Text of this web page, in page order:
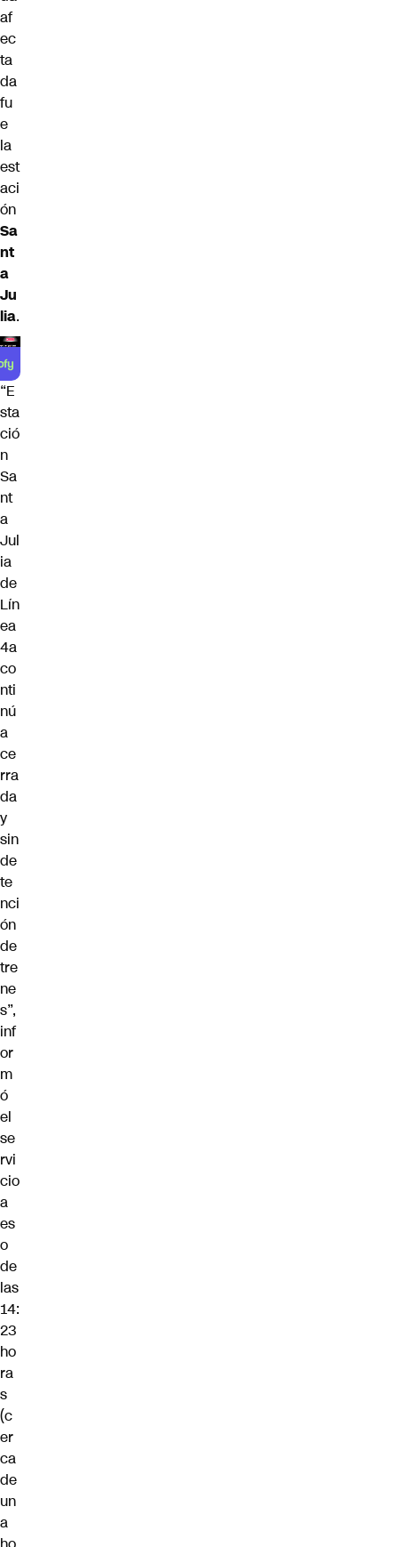
af
ec
ta
da
fu
e
la
est
aci
ón
Sa
nt
a
Ju
lia.
“E
sta
ció
n
Sa
nt
a
Jul
ia
de
Lín
ea
4a
co
nti
nú
a
ce
rra
da
y
sin
de
te
nci
ón
de
tre
ne
s”,
inf
or
m
ó
el
se
rvi
cio
a
es
o
de
las
14:
23
ho
ra
s
(c
er
ca
de
un
a